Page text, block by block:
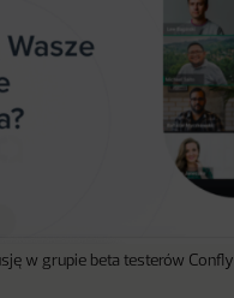
w grupie beta testerów Confly